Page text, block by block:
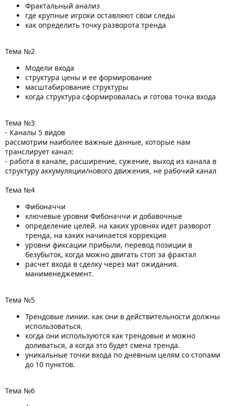
Фрактальный анализ
где крупные игроки оставляют свои следы
как определить точку разворота тренда
Тема №2
Модели входа
структура цены и ее формирование
масштабирование структуры
когда структура сформировалась и готова точка входа
Тема №3
- Каналы 5 видов
рассмотрим наиболее важные данные, которые нам
транслирует канал:
- работа в канале, расширение, сужение, выход из канала в
структуру аккумуляции/нового движения, не рабочий канал
Тема №4
Фибоначчи
ключевые уровни Фибоначчи и добавочные
определение целей. на каких уровнях идет разворот
тренда, на каких начинается коррекция
уровни фиксации прибыли, перевод позиции в
безубыток, когда можно двигать стоп за фрактал
расчет входа в сделку через мат ожидания.
манименеджемент.
Тема №5
Трендовые линии. как они в действительности должны
использоваться.
когда они используются как трендовые и можно
доливаться, а когда это будет смена тренда.
уникальные точки входа по дневным целям со стопами
до 10 пунктов.
Тема №6